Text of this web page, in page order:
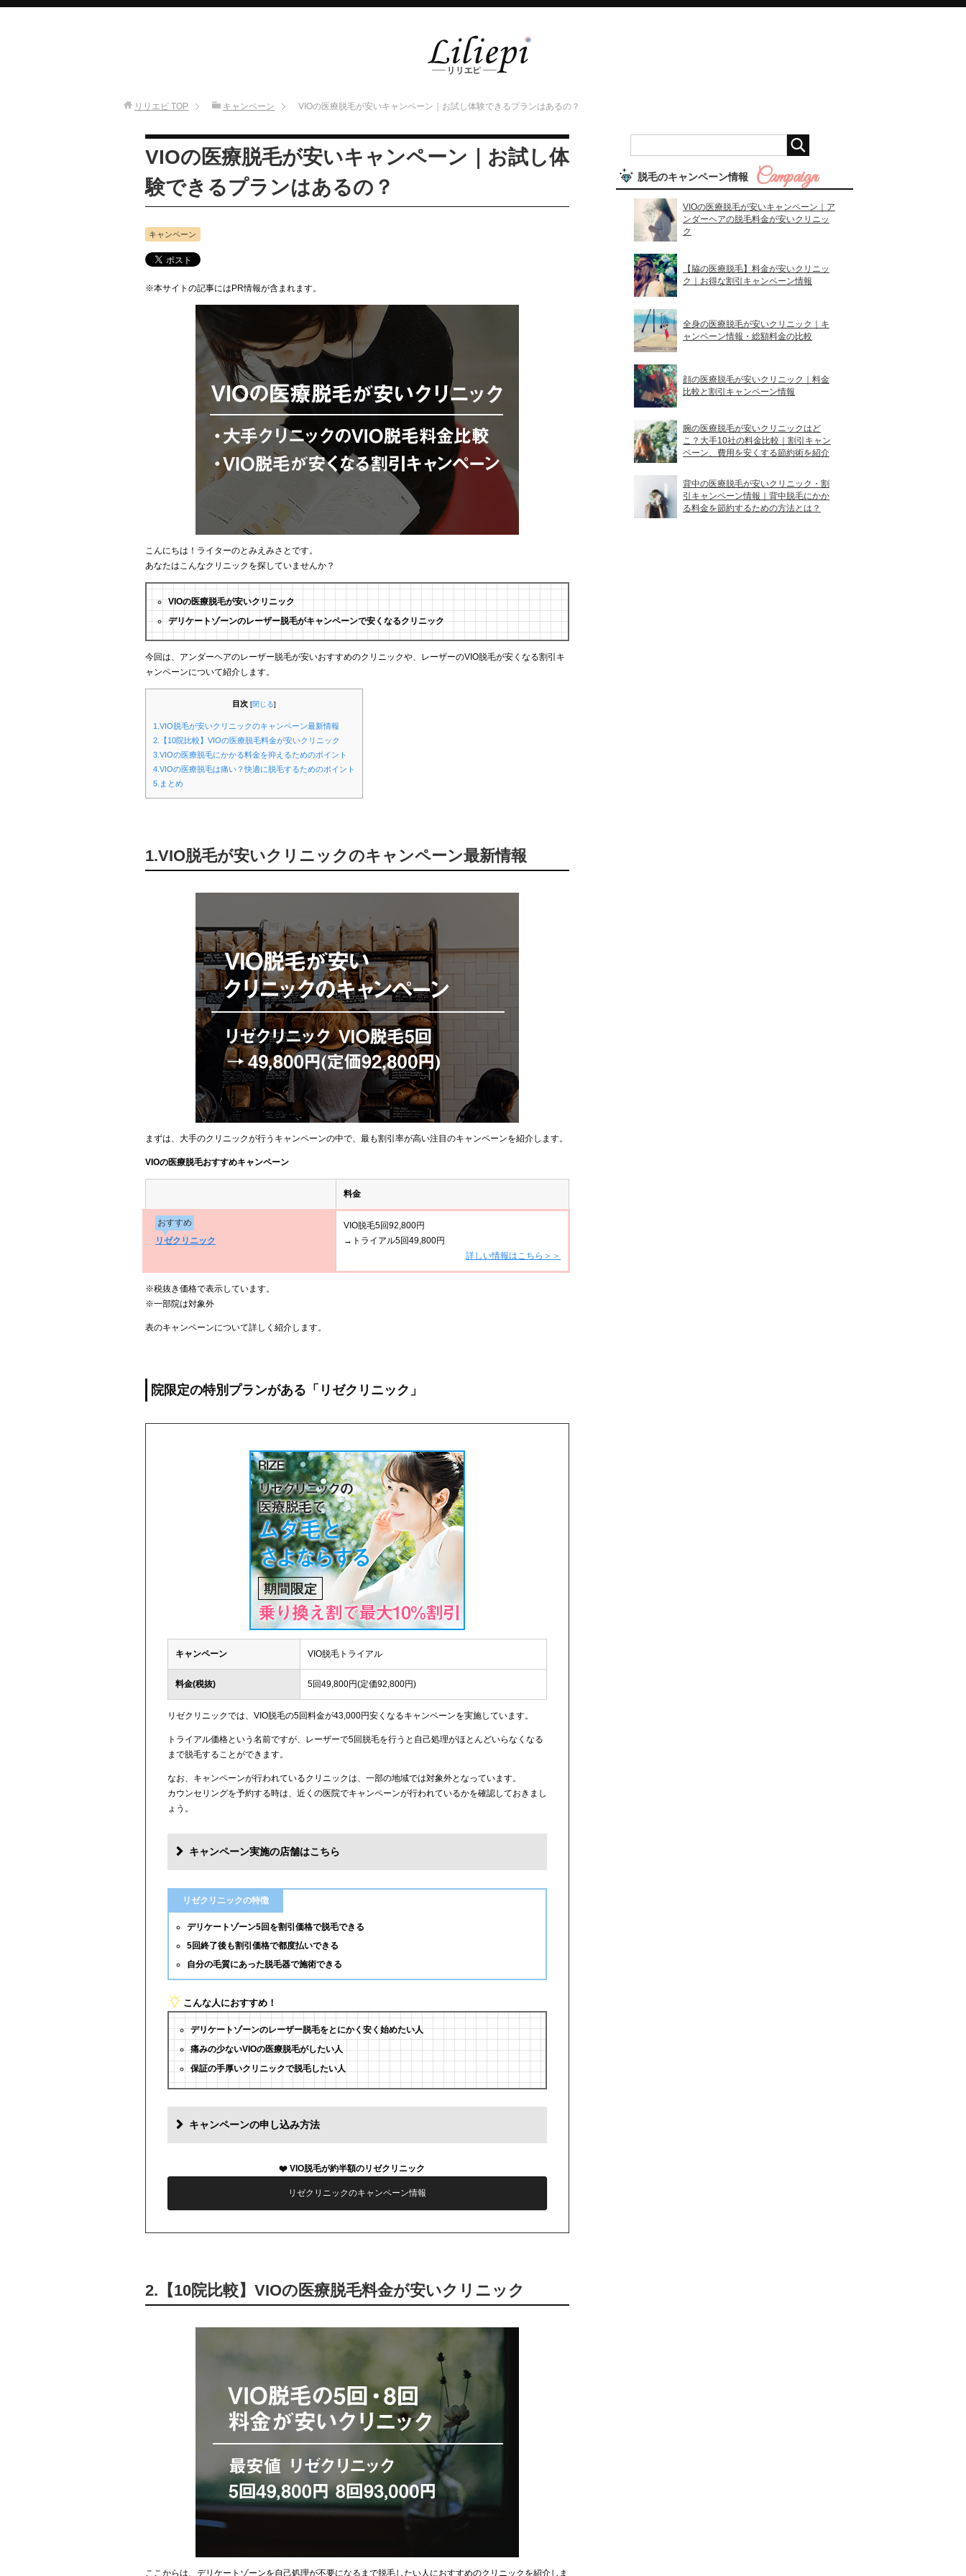
リリエピ TOP キャンペーン VIOの医療脱毛が安いキャンペーン｜お試し体験できるプランはあるの？
VIOの医療脱毛が安いキャンペーン｜お試し体
験できるプランはあるの？
キャンペーン
※本サイトの記事にはPR情報が含まれます。
こんにちは！ライターのとみえみさとです。
あなたはこんなクリニックを探していませんか？
VIOの医療脱毛が安いクリニック
デリケートゾーンのレーザー脱毛がキャンペーンで安くなるクリニック
今回は、アンダーヘアのレーザー脱毛が安いおすすめのクリニックや、レーザーのVIO脱毛が安くなる割引キ
ャンペーンについて紹介します。
目次 [閉じる]
1.VIO脱毛が安いクリニックのキャンペーン最新情報
2.【10院比較】VIOの医療脱毛料金が安いクリニック
3.VIOの医療脱毛にかかる料金を抑えるためのポイント
4.VIOの医療脱毛は痛い？快適に脱毛するためのポイント
5.まとめ
1.VIO脱毛が安いクリニックのキャンペーン最新情報
まずは、大手のクリニックが行うキャンペーンの中で、最も割引率が高い注目のキャンペーンを紹介します。
VIOの医療脱毛おすすめキャンペーン
料金
おすすめ
リゼクリニック
VIO脱毛5回92,800円
→トライアル5回49,800円
詳しい情報はこちら＞＞
※税抜き価格で表示しています。
※一部院は対象外
表のキャンペーンについて詳しく紹介します。
院限定の特別プランがある「リゼクリニック」
キャンペーン VIO脱毛トライアル
料金(税抜) 5回49,800円(定価92,800円)
リゼクリニックでは、VIO脱毛の5回料金が43,000円安くなるキャンペーンを実施しています。
トライアル価格という名前ですが、レーザーで5回脱毛を行うと自己処理がほとんどいらなくなる
まで脱毛することができます。
なお、キャンペーンが行われているクリニックは、一部の地域では対象外となっています。
カウンセリングを予約する時は、近くの医院でキャンペーンが行われているかを確認しておきまし
ょう。
キャンペーン実施の店舗はこちら
リゼクリニックの特徴
デリケートゾーン5回を割引価格で脱毛できる
5回終了後も割引価格で都度払いできる
自分の毛質にあった脱毛器で施術できる
こんな人におすすめ！
デリケートゾーンのレーザー脱毛をとにかく安く始めたい人
痛みの少ないVIOの医療脱毛がしたい人
保証の手厚いクリニックで脱毛したい人
キャンペーンの申し込み方法
VIO脱毛が約半額のリゼクリニック
リゼクリニックのキャンペーン情報
2.【10院比較】VIOの医療脱毛料金が安いクリニック
ここからは、デリケートゾーンを自己処理が不要になるまで脱毛したい人におすすめのクリニックを紹介しま
脱毛のキャンペーン情報
VIOの医療脱毛が安いキャンペーン｜ア
ンダーヘアの脱毛料金が安いクリニッ
ク
【脇の医療脱毛】料金が安いクリニッ
ク｜お得な割引キャンペーン情報
全身の医療脱毛が安いクリニック｜キ
ャンペーン情報・総額料金の比較
顔の医療脱毛が安いクリニック｜料金
比較と割引キャンペーン情報
腕の医療脱毛が安いクリニックはど
こ？大手10社の料金比較｜割引キャン
ペーン、費用を安くする節約術を紹介
背中の医療脱毛が安いクリニック・割
引キャンペーン情報｜背中脱毛にかか
る料金を節約するための方法とは？